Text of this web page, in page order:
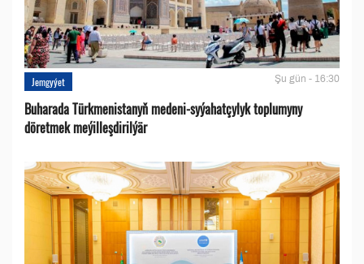
Jemgyýet Şu gün - 16:30
Buharada Türkmenistanyň medeni-syýahatçylyk toplumyny
döretmek meýilleşdirilýär